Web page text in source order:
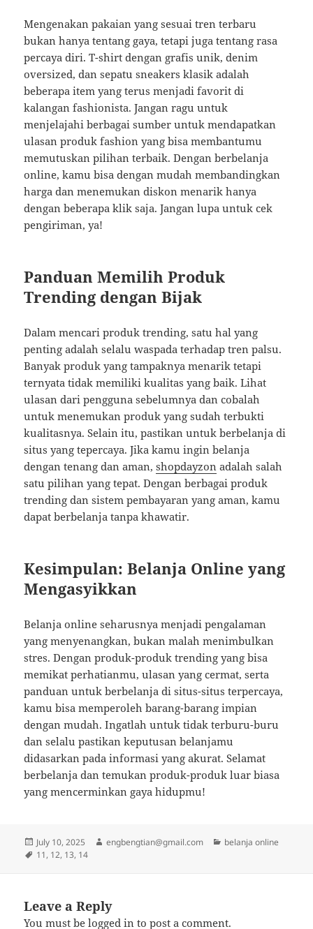
Mengenakan pakaian yang sesuai tren terbaru
bukan hanya tentang gaya, tetapi juga tentang rasa
percaya diri. T-shirt dengan grafis unik, denim
oversized, dan sepatu sneakers klasik adalah
beberapa item yang terus menjadi favorit di
kalangan fashionista. Jangan ragu untuk
menjelajahi berbagai sumber untuk mendapatkan
ulasan produk fashion yang bisa membantumu
memutuskan pilihan terbaik. Dengan berbelanja
online, kamu bisa dengan mudah membandingkan
harga dan menemukan diskon menarik hanya
dengan beberapa klik saja. Jangan lupa untuk cek
pengiriman, ya!
Panduan Memilih Produk
Trending dengan Bijak
Dalam mencari produk trending, satu hal yang
penting adalah selalu waspada terhadap tren palsu.
Banyak produk yang tampaknya menarik tetapi
ternyata tidak memiliki kualitas yang baik. Lihat
ulasan dari pengguna sebelumnya dan cobalah
untuk menemukan produk yang sudah terbukti
kualitasnya. Selain itu, pastikan untuk berbelanja di
situs yang tepercaya. Jika kamu ingin belanja
dengan tenang dan aman,shopdayzon adalah salah
satu pilihan yang tepat. Dengan berbagai produk
trending dan sistem pembayaran yang aman, kamu
dapat berbelanja tanpa khawatir.
Kesimpulan: Belanja Online yang
Mengasyikkan
Belanja online seharusnya menjadi pengalaman
yang menyenangkan, bukan malah menimbulkan
stres. Dengan produk-produk trending yang bisa
memikat perhatianmu, ulasan yang cermat, serta
panduan untuk berbelanja di situs-situs terpercaya,
kamu bisa memperoleh barang-barang impian
dengan mudah. Ingatlah untuk tidak terburu-buru
dan selalu pastikan keputusan belanjamu
didasarkan pada informasi yang akurat. Selamat
berbelanja dan temukan produk-produk luar biasa
yang mencerminkan gaya hidupmu!
Posted
on
July 10, 2025 Author
engbengtian@gmail.com Categories
belanja online
Tags
11, 12, 13, 14
Leave a Reply
You must belogged in to post a comment.